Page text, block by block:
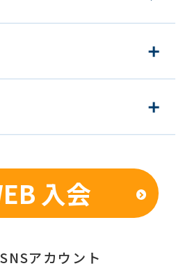
入会
アカウント
may
accurate
translation.
The
may